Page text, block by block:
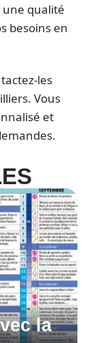
qualité
besoins en
les
Vous
et
la